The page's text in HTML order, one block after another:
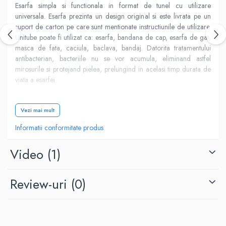
Esarfa simpla si functionala in format de tunel cu utilizare
universala. Esarfa prezinta un design original si este livrata pe un
suport de carton pe care sunt mentionate instructiunile de utilizare.
Unitube poate fi utilizat ca: esarfa, bandana de cap, esarfa de gat,
masca de fata, caciula, baclava, bandaj. Datorita tratamentului
antibacterian, bacteriile nu se vor acumula, eliminand astfel
mirosurile si protejand pielea, prelungind in acelasi timp durata de
viata a esarfei.
Vezi mai mult
Informatii conformitate produs
Video (1)
Review-uri (0)